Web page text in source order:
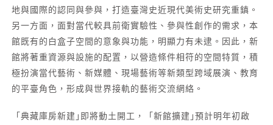
地與國際的認同與參與，打造臺灣史近現代美術史研究重鎮。
另一方面，面對當代較具前衛實驗性、參與性創作的需求，本
館既有的白盒子空間的意象與功能，明顯力有未逮。因此，新
館將著重資源與設施的配置，以營造條件相符的空間特質，積
極扮演當代藝術、新媒體、現場藝術等新類型跨域展演、教育
的平臺角色，形成與世界接軌的藝術交流網絡。
「典藏庫房新建｣即將動土開工，「新館擴建｣預計明年初啟